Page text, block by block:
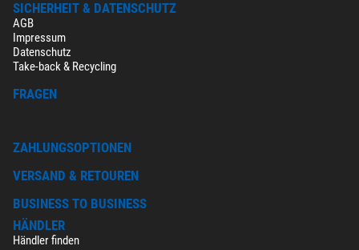
SICHERHEIT & DATENSCHUTZ
AGB
Impressum
Datenschutz
Take-back & Recycling
FRAGEN
ZAHLUNGSOPTIONEN
VERSAND & RETOUREN
BUSINESS TO BUSINESS
HÄNDLER
Händler finden